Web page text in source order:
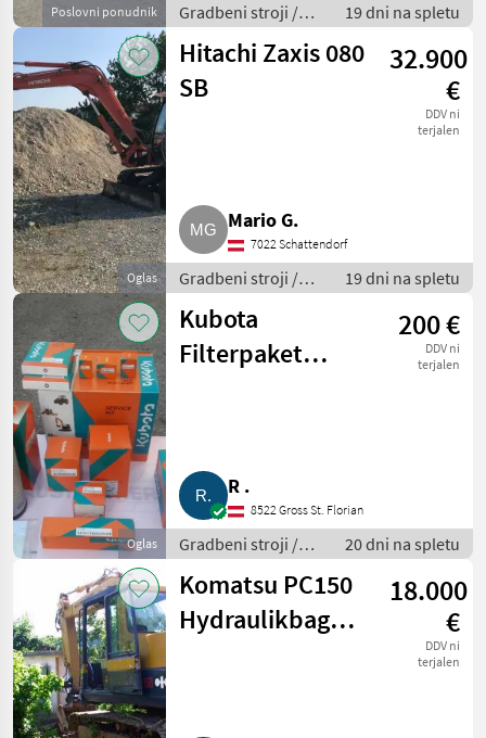
Poslovni ponudnik
Gradbeni stroji /
Bager goseničar
19 dni na spletu
Oglas
Hitachi Zaxis 080
SB
32.900
€
DDV ni
terjalen
Mario G.
7022 Schattendorf
Gradbeni stroji /
Bager goseničar
19 dni na spletu
Oglas
Kubota
Filterpaket
200 €
DDV ni
terjalen
R .
8522 Gross St. Florian
Gradbeni stroji /
Bager goseničar
20 dni na spletu
Komatsu PC150
Hydraulikbagger,
18.000
€
DDV ni
terjalen